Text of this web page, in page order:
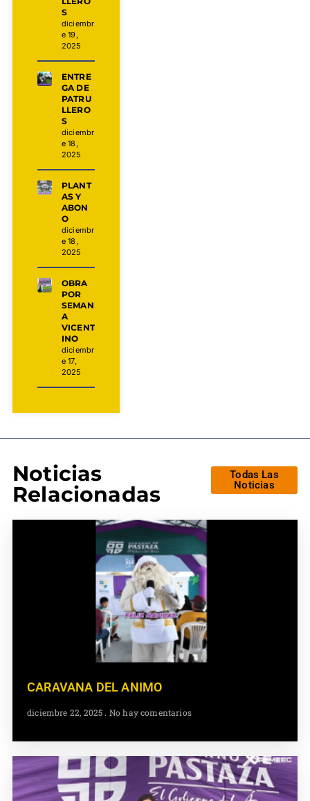
S
diciembr
e 19,
2025
ENTRE
GA DE
PATRU
LLERO
S
diciembr
e 18,
2025
PLANT
AS Y
ABON
O
diciembr
e 18,
2025
OBRA
POR
SEMAN
A
VICENT
INO
diciembr
e 17,
2025
Noticias
Relacionadas
Todas Las
Noticias
CARAVANA DEL ANIMO
diciembre 22, 2025 No hay comentarios